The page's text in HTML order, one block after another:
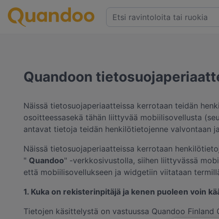
Quandoon
Näissä tietosuojaperiaatteissa kerrotaan teidän
osoitteessasekä tähän liittyvää mobiilisovellusta
antavat tietoja teidän henkilötietojenne valvontaan
Näissä tietosuojaperiaatteissa kerrotaan
" Quandoo" -verkkosivustolla, siihen liittyvässä
että mobiilisovellukseen ja widgetiin viitataan
1. Kuka on rekisterinpitäjä ja kenen puoleen voin
Tietojen käsittelystä on vastuussa Quandoo Finland